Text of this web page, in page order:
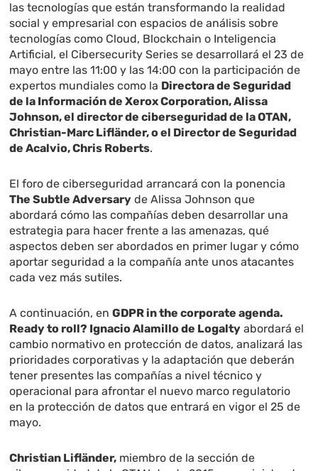
las tecnologías que están transformando la realidad
social y empresarial con espacios de análisis sobre
tecnologías como Cloud, Blockchain o Inteligencia
Artificial, el Cibersecurity Series se desarrollará el 23 de
mayo entre las 11:00 y las 14:00 con la participación de
expertos mundiales como la Directora de Seguridad
de la Información de Xerox Corporation, Alissa
Johnson, el director de ciberseguridad de la OTAN,
Christian-Marc Lifländer, o el Director de Seguridad
de Acalvio, Chris Roberts.
El foro de ciberseguridad arrancará con la ponencia
The Subtle Adversary de Alissa Johnson que
abordará cómo las compañías deben desarrollar una
estrategia para hacer frente a las amenazas, qué
aspectos deben ser abordados en primer lugar y cómo
aportar seguridad a la compañía ante unos atacantes
cada vez más sutiles.
A continuación, enGDPR in the corporate agenda.
Ready to roll? Ignacio Alamillo de Logalty abordará el
cambio normativo en protección de datos, analizará las
prioridades corporativas y la adaptación que deberán
tener presentes las compañías a nivel técnico y
operacional para afrontar el nuevo marco regulatorio
en la protección de datos que entrará en vigor el 25 de
mayo.
Christian Lifländer, miembro de la sección de